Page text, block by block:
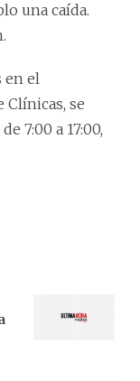
una caída.
en el
Clínicas, se
7:00 a 17:00,